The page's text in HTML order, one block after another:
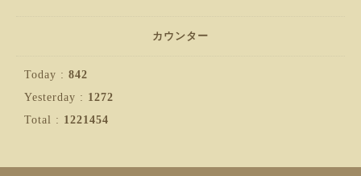
カウンター
Today : 842
Yesterday : 1272
Total : 1221454